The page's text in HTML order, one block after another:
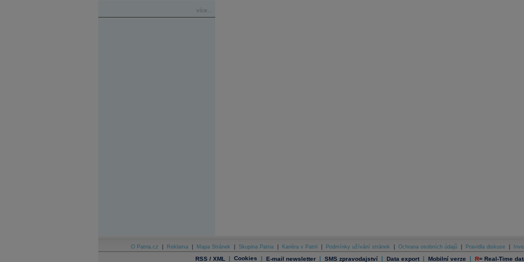
více...
O Patria.cz Reklama Mapa Stránek Skupina Patria Kariéra v Patrii Podmínky užívání stránek Ochrana osobních údajů Pravidla diskuse
RSS / XML | Cookies | E-mail newsletter | SMS zpravodajství | Data export | Mobilní verze | R= Real-Time